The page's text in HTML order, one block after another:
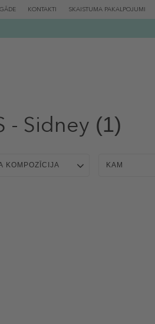
KONTAKTI SKAISTUMA PAKALPOJUMI
- Sidney (1)
KOMPOZĪCIJA KAM